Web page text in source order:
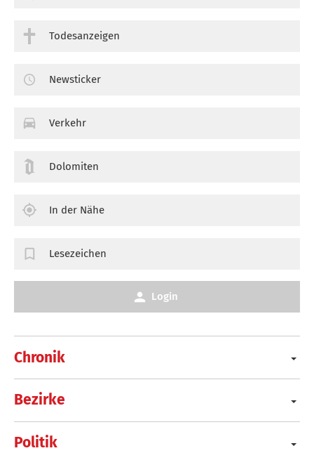
Chronik
Bezirke
Politik
Todesanzeigen
Newsticker
Verkehr
Dolomiten
In der Nähe
Lesezeichen
Login